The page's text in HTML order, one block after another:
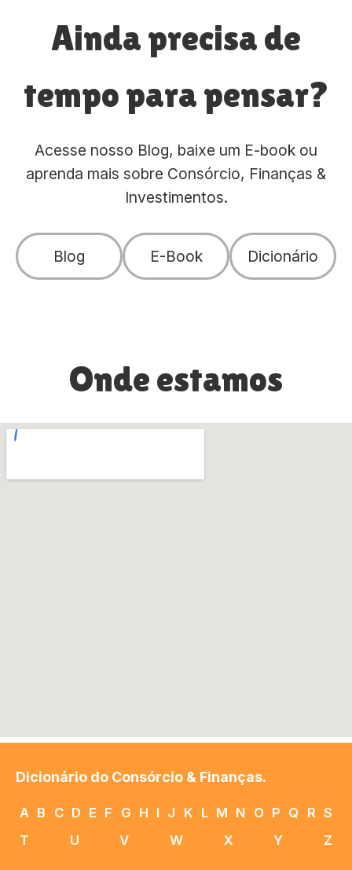
Ainda precisa de
tempo para pensar?
Acesse nosso Blog, baixe um E-book ou
aprenda mais sobre Consórcio, Finanças &
Investimentos.
Blog E-Book Dicionário
Onde estamos
Dicionário do Consórcio & Finanças.
A B C D E F G H I J K L M N O P Q R S
T
U V W X Y Z